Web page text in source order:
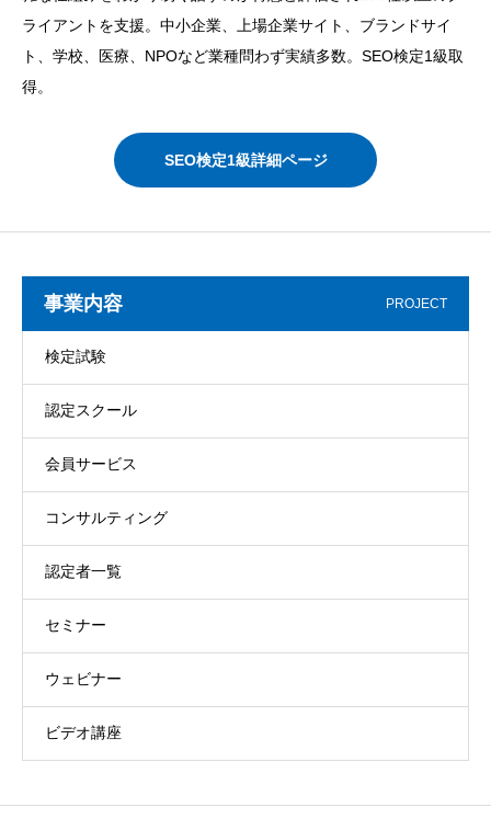
ライアントを支援。中小企業、上場企業サイト、ブランドサイ
ト、学校、医療、NPOなど業種問わず実績多数。SEO検定1級取
得。
SEO検定1級詳細ページ
事業内容 PROJECT
検定試験
認定スクール
会員サービス
コンサルティング
認定者一覧
セミナー
ウェビナー
ビデオ講座